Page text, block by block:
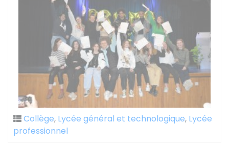
Collège, Lycée général et technologique, Lycée
professionnel